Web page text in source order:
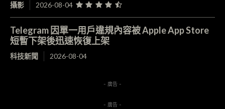
攝影 2026-08-04
Telegram 因單一用戶違規內容被 Apple App Store
短暫下架後迅速恢復上架
科技新聞 2026-08-04
- 廣告 -
- 廣告 -